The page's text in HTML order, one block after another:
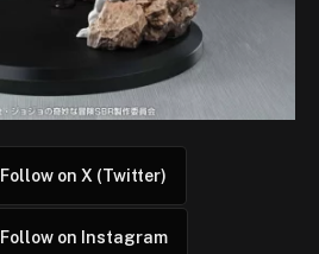
Follow on X (Twitter)
Follow on Instagram